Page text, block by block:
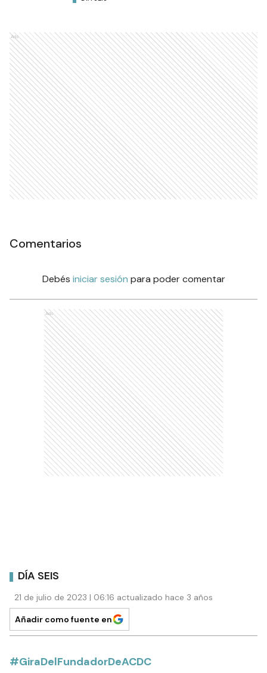
Ads
Comentarios
Debés iniciar sesión para poder comentar
Ads
DÍA SEIS
21 de julio de 2023 | 06:16 actualizado hace 3 años
Añadir como fuente en
#GiraDelFundadorDeACDC